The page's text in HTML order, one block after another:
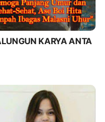
KARYA ANTA